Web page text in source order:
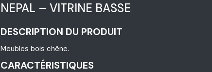
NEPAL – VITRINE BASSE
DESCRIPTION DU PRODUIT
Meubles bois chêne.
CARACTÉRISTIQUES